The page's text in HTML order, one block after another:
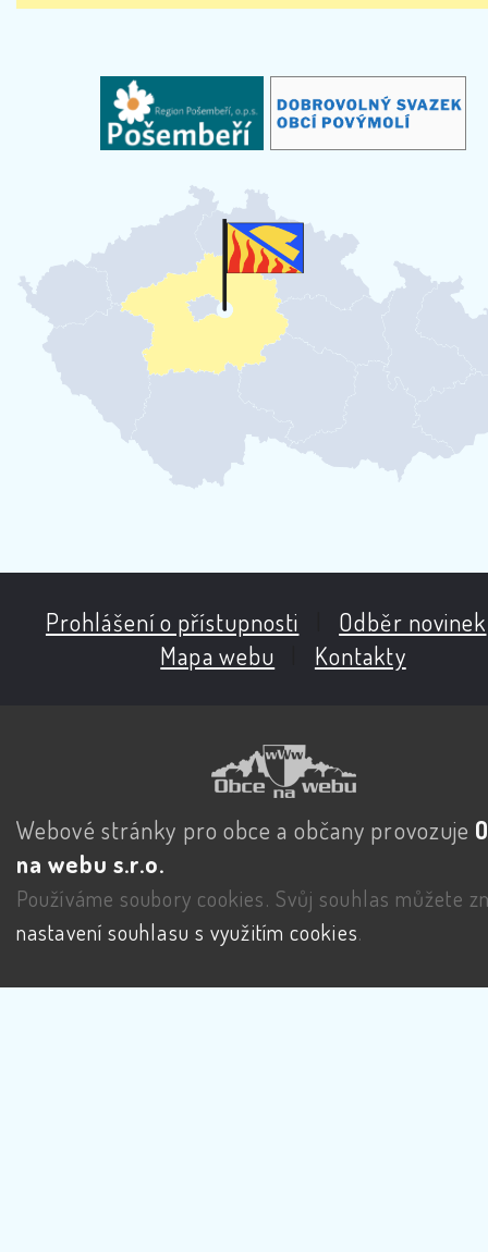
Prohlášení o přístupnosti Odběr novinek
Mapa webu
Kontakty
Webové stránky pro obce a občany provozuje
na webu s.r.o.
Používáme soubory cookies. Svůj souhlas můžete
nastavení souhlasu s využitím cookies.